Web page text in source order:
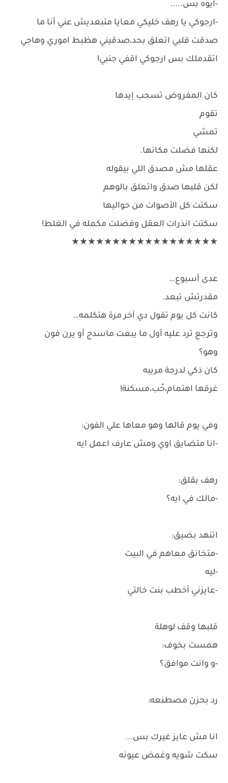
-ايوه بس.....
-ارجوكي يا رهف خليكي معايا متبعديش عني أنا ما
صدقت قلبي اتعلق بحد،صدقيني هظبط اموري وهاجي
اتقدملك بس ارجوكي اقفي جنبي!
كان المفروض تسحب إيدها
تقوم
تمشي
لكنها فضلت مكانها.
عقلها مش مصدق اللي بيقوله
لكن قلبها صدق واتعلق بالوهم
سكتت كل الأصوات من حواليها
سكتت انذرات العقل وفضلت مكمله في الغلط!
★★★★★★★★★★★★★★★★★★
عدى أسبوع…
مقدرتش تبعد.
كانت كل يوم تقول دي آخر مرة هتكلمه…
وترجع ترد عليه أول ما يبعت ماسدج أو يرن فون
وهو؟
كان ذكي لدرجة مريبه
غرقها اهتمام،حُب،مسكنة!
وفي يوم قالها وهو معاها علي الفون:
-انا متضايق اوي ومش عارف اعمل ايه
رهف بقلق:
-مالك في ايه؟
اتنهد بضيق:
-متخانق معاهم في البيت
-ليه
-عايزني أخطب بنت خالتي
قلبها وقف لوهلة
همست بخوف:
-و وانت موافق؟
رد بحزن مصطنعه:
انا مش عايز غيرك بس...
سكت شويه وغمض عيونه